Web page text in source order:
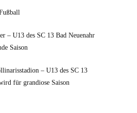
– U13 des SC 13 Bad Neuenahr
Saison
– U13 des SC 13
für grandiose Saison